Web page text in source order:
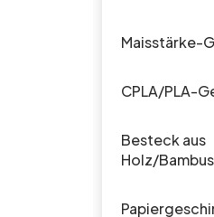
Maisstärke-
CPLA/PLA-
Besteck aus
Holz/Bambus